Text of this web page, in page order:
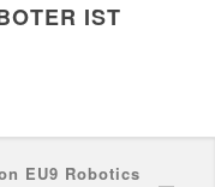
IST
EU9 Robotics